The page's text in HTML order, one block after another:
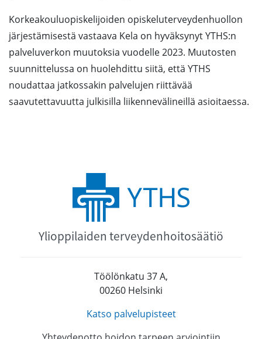
Korkeakouluopiskelijoiden opiskeluterveydenhuollon
järjestämisestä vastaava Kela on hyväksynyt YTHS:n
palveluverkon muutoksia vuodelle 2023. Muutosten
suunnittelussa on huolehdittu siitä, että YTHS
noudattaa jatkossakin palvelujen riittävää
saavutettavuutta julkisilla liikennevälineillä asioitaessa.
Ylioppilaiden terveydenhoitosäätiö
Töölönkatu 37 A,
00260 Helsinki
Katso palvelupisteet